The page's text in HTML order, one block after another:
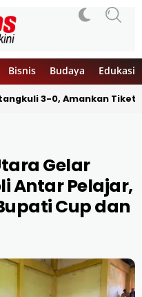
Bisnis Budaya Edukasi
3-0, Amankan
Gelar
Antar Pelajar,
Cup dan